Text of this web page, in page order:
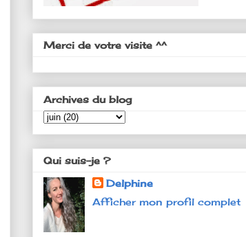
Merci de votre visite ^^
Archives du blog
Qui suis-je ?
Delphine
Afficher mon profil complet